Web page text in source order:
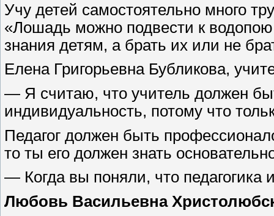
Учу детей самостоятельно много
«Лошадь можно подвести к
знания детям, а брать их или не
Елена Григорьевна Бубликова,
— Я считаю, что учитель должен
индивидуальность, потому что
Педагог должен быть
то ты его должен знать
— Когда вы поняли, что
Любовь Васильевна